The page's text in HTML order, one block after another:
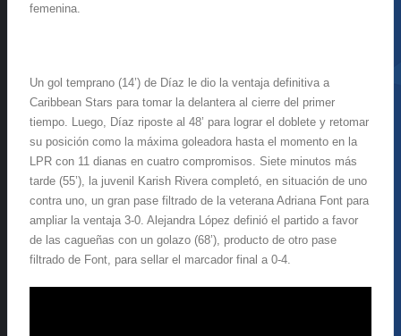
femenina.
Un gol temprano (14’) de Díaz le dio la ventaja definitiva a
Caribbean Stars para tomar la delantera al cierre del primer
tiempo. Luego, Díaz riposte al 48’ para lograr el doblete y retomar
su posición como la máxima goleadora hasta el momento en la
LPR con 11 dianas en cuatro compromisos. Siete minutos más
tarde (55’), la juvenil Karish Rivera completó, en situación de uno
contra uno, un gran pase filtrado de la veterana Adriana Font para
ampliar la ventaja 3-0. Alejandra López definió el partido a favor
de las cagueñas con un golazo (68’), producto de otro pase
filtrado de Font, para sellar el marcador final a 0-4.